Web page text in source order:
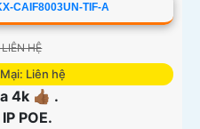
CAIF8003UN-TIF-A
HỆ
Liên hệ
4k 👍🏾 .
IP POE.